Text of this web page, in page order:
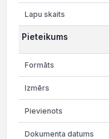
Pieteikums